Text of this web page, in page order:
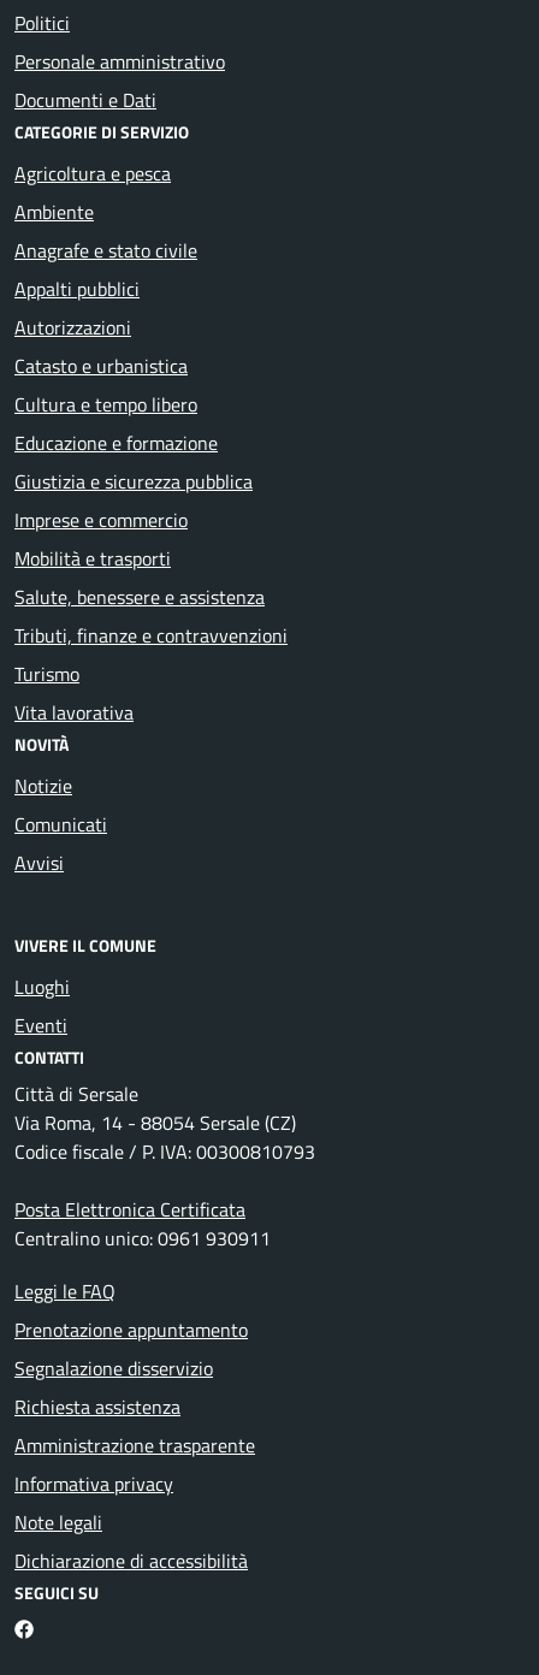
Politici
Personale amministrativo
Documenti e Dati
CATEGORIE DI SERVIZIO
Agricoltura e pesca
Ambiente
Anagrafe e stato civile
Appalti pubblici
Autorizzazioni
Catasto e urbanistica
Cultura e tempo libero
Educazione e formazione
Giustizia e sicurezza pubblica
Imprese e commercio
Mobilità e trasporti
Salute, benessere e assistenza
Tributi, finanze e contravvenzioni
Turismo
Vita lavorativa
NOVITÀ
Notizie
Comunicati
Avvisi
VIVERE IL COMUNE
Luoghi
Eventi
CONTATTI
Città di Sersale
Via Roma, 14 - 88054 Sersale (CZ)
Codice fiscale / P. IVA: 00300810793
Posta Elettronica Certificata
Centralino unico: 0961 930911
Leggi le FAQ
Prenotazione appuntamento
Segnalazione disservizio
Richiesta assistenza
Amministrazione trasparente
Informativa privacy
Note legali
Dichiarazione di accessibilità
SEGUICI SU
Facebook